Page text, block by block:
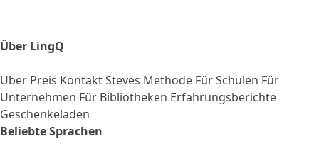
Über LingQ
Über Preis KontaktSteves Methode Für Schulen Für
Unternehmen Für Bibliotheken Erfahrungsberichte
Geschenkeladen
Beliebte Sprachen